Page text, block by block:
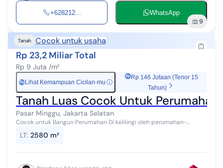
+628212... WhatsApp
9
Tanah Cocok untuk usaha
Rp 23,2 Miliar Total
Rp 9 Juta /m²
Rp Lihat Kemampuan Cicilan-mu ⓘ
Rp 146 Jutaan (Tenor 15
Tahun)
Tanah Luas Cocok Untuk
Pasar Minggu, Jakarta Selatan
Cocok untuk Bangun Perumahan Di kelilingi oleh perumahan-
Era Project
LT: 2580 m²